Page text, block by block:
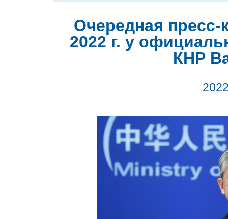
Очередная пресс-
2022 г. у
КНР